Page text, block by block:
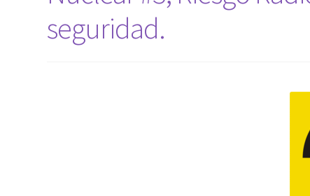
seguridad.